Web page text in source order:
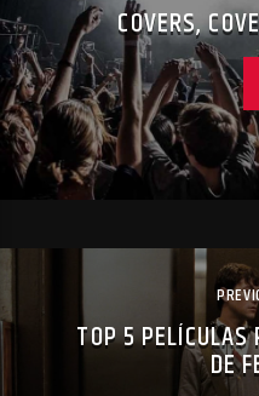
COVERS,
TOP 5 PELÍCULAS
DE